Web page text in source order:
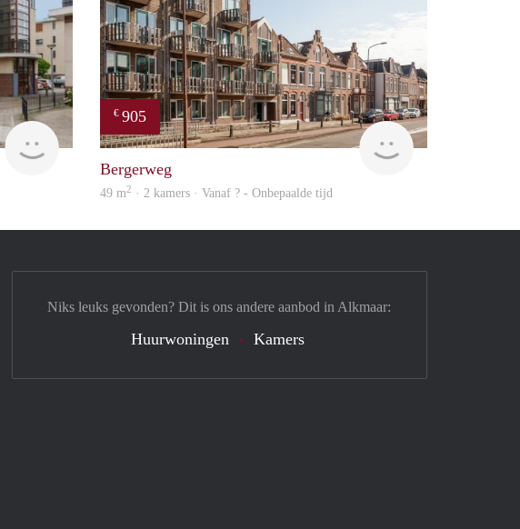
€ 905
Woning
Bergerweg
49 m2 · 2 kamers · Vanaf ? - Onbepaalde tijd
Niks leuks gevonden? Dit is ons andere aanbod in Alkmaar:
Huurwoningen Kamers